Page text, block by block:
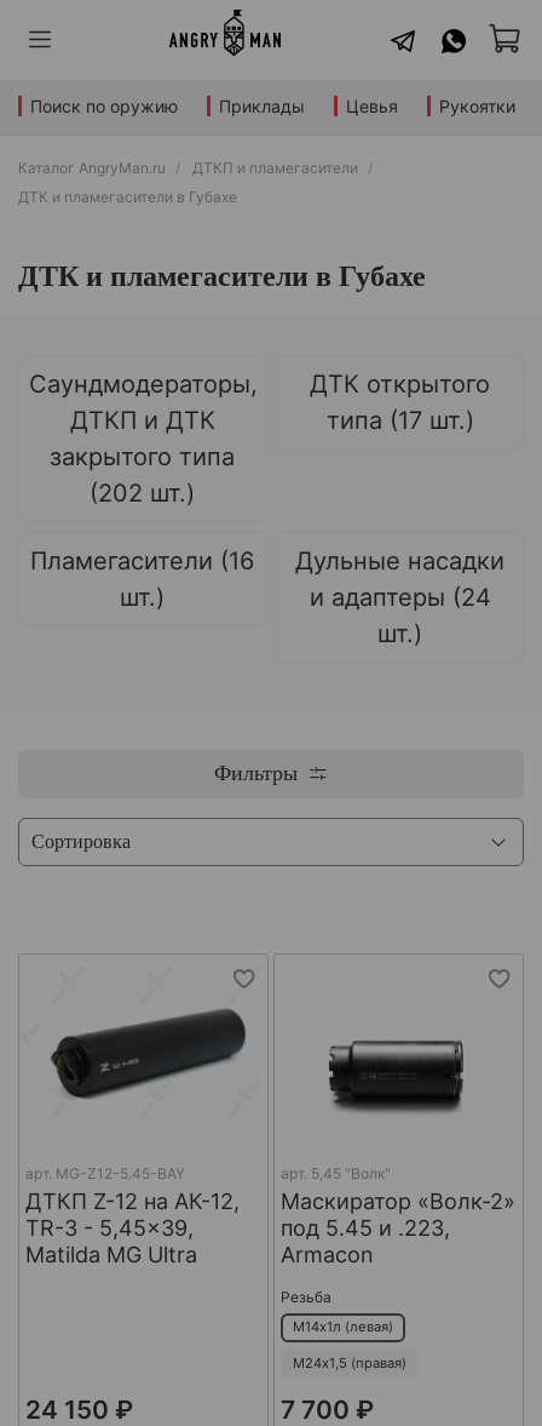
Поиск по оружию Приклады Цевья Рукоятки
Каталог AngryMan.ru
ДТКП и пламегасители
ДТК и пламегасители в Губахе
ДТК и пламегасители в Губахе
Саундмодераторы,
ДТКП и ДТК
закрытого типа
(202 шт.)
ДТК открытого
типа (17 шт.)
Пламегасители (16
шт.)
Дульные насадки
и адаптеры (24
шт.)
Фильтры
арт. MG-Z12-5.45-BAY
ДТКП Z-12 на АК-12,
TR-3 - 5,45x39,
Matilda MG Ultra
24 150 ₽
арт. 5,45 "Волк"
Маскиратор «Волк-2»
под 5.45 и .223,
Armacon
Резьба
М14х1л (левая)
М24х1,5 (правая)
7 700 ₽